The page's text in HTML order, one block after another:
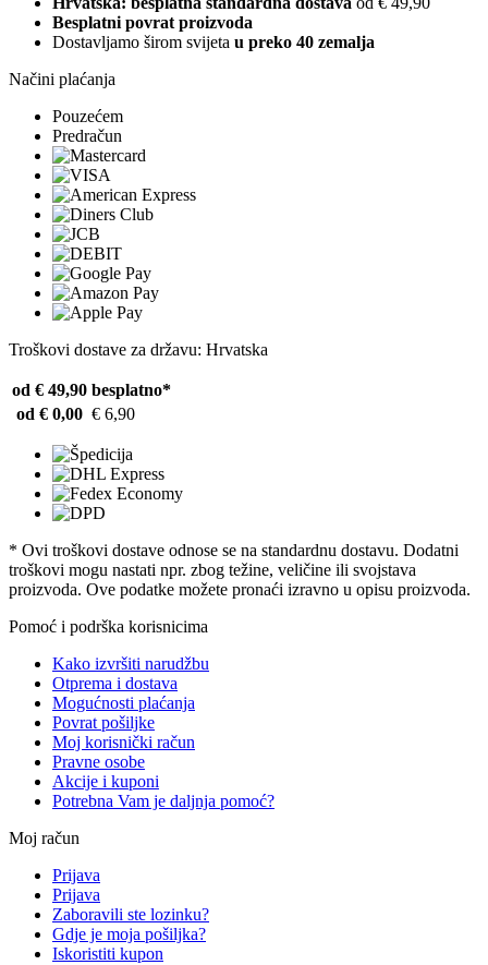
Besplatni povrat proizvoda
Dostavljamo širom svijeta u preko 40 zemalja
Načini plaćanja
Pouzećem
Predračun
Troškovi dostave za državu: Hrvatska
od € 49,90 besplatno*
od € 0,00 € 6,90
* Ovi troškovi dostave odnose se na standardnu ​​dostavu. Dodatni
troškovi mogu nastati npr. zbog težine, veličine ili svojstava
proizvoda. Ove podatke možete pronaći izravno u opisu proizvoda.
Pomoć i podrška korisnicima
Kako izvršiti narudžbu
Otprema i dostava
Mogućnosti plaćanja
Povrat pošiljke
Moj korisnički račun
Pravne osobe
Akcije i kuponi
Potrebna Vam je daljnja pomoć?
Moj račun
Prijava
Prijava
Zaboravili ste lozinku?
Gdje je moja pošiljka?
Iskoristiti kupon